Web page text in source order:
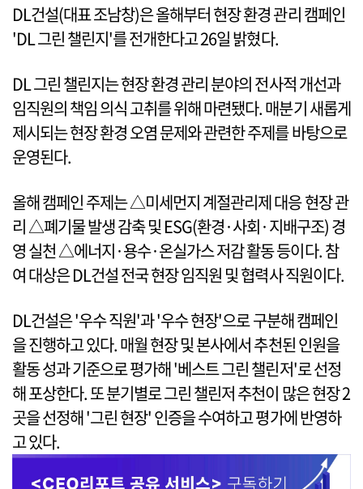
DL건설(대표 조남창)은 올해부터 현장 환경 관리 캠페인
'DL 그린 챌린지'를 전개한다고 26일 밝혔다.
DL 그린 챌린지는 현장 환경 관리 분야의 전사적 개선과
임직원의 책임 의식 고취를 위해 마련됐다. 매분기 새롭게
제시되는 현장 환경 오염 문제와 관련한 주제를 바탕으로
운영된다.
올해 캠페인 주제는 △미세먼지 계절관리제 대응 현장 관
리 △폐기물 발생 감축 및 ESG(환경·사회·지배구조) 경
영 실천 △에너지·용수·온실가스 저감 활동 등이다. 참
여 대상은 DL건설 전국 현장 임직원 및 협력사 직원이다.
DL건설은 '우수 직원'과 '우수 현장'으로 구분해 캠페인
을 진행하고 있다. 매월 현장 및 본사에서 추천된 인원을
활동 성과 기준으로 평가해 '베스트 그린 챌린저'로 선정
해 포상한다. 또 분기별로 그린 챌린저 추천이 많은 현장 2
곳을 선정해 '그린 현장' 인증을 수여하고 평가에 반영하
고 있다.